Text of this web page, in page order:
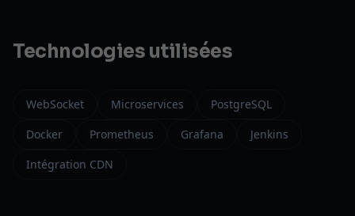
Technologies utilisées
WebSocket Microservices
PostgreSQL
Docker
Prometheus Grafana
Jenkins
Intégration CDN